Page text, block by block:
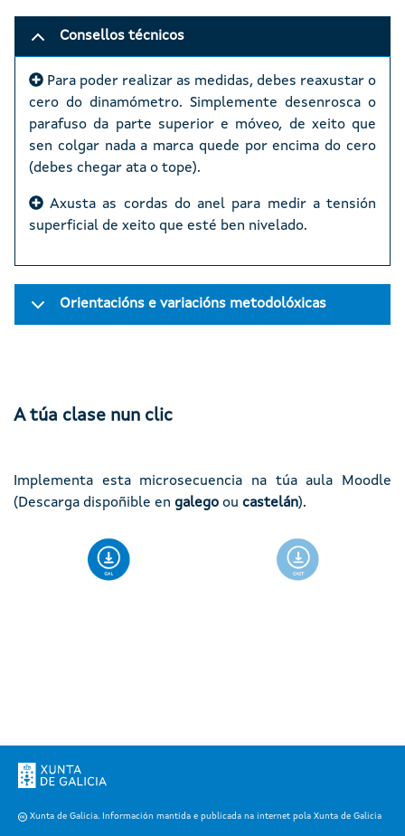
Consellos técnicos
Para poder realizar as medidas, debes reaxustar o
cero do dinamómetro. Simplemente desenrosca o
parafuso da parte superior e móveo, de xeito que
sen colgar nada a marca quede por encima do cero
(debes chegar ata o tope).
Axusta as cordas do anel para medir a tensión
superficial de xeito que esté ben nivelado.
Orientacións e variacións metodolóxicas
A túa clase nun clic
Implementa esta microsecuencia na túa aula Moodle
(Descarga dispoñible en galego ou castelán).
Imaxe Imaxe
Xunta de Galicia. Información mantida e publicada na internet pola Xunta de Galicia